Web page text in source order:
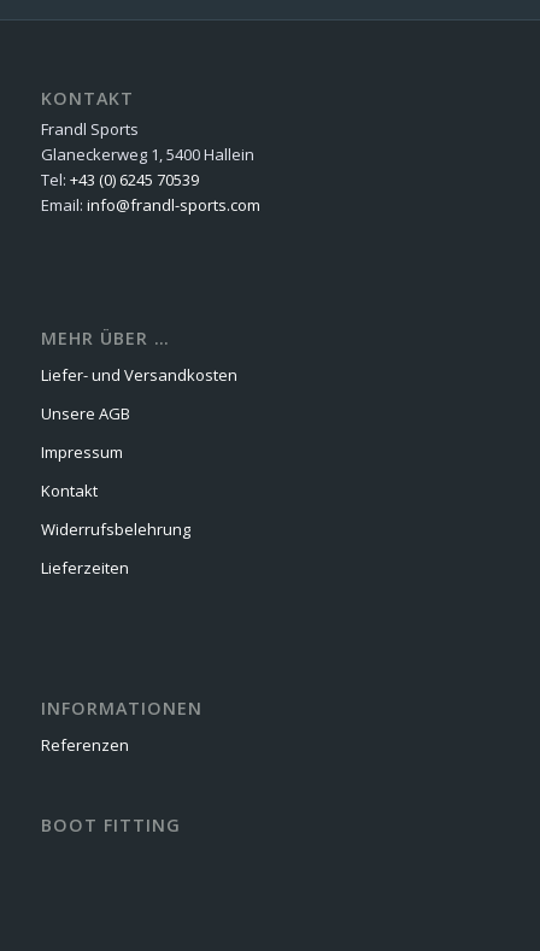
KONTAKT
Frandl Sports
Glaneckerweg 1, 5400 Hallein
Tel: +43 (0) 6245 70539
Email: info@frandl-sports.com
MEHR ÜBER …
Liefer- und Versandkosten
Unsere AGB
Impressum
Kontakt
Widerrufsbelehrung
Lieferzeiten
INFORMATIONEN
Referenzen
BOOT FITTING